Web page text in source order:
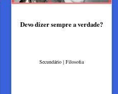
Devo dizer sempre a verdade?
Secundário | Filosofia